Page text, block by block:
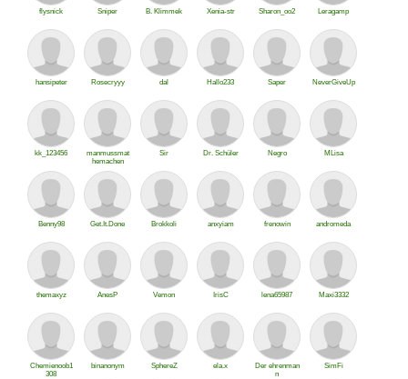
flysnick Sniper B. Klimmek Xenia-str Sharon_oo2 Leragamp
hansipeter Rosecryyy dal Hallo233 Saper NeverGiveUp
kk_123456
manmussmat
hemachen
Sir Dr. Schüler Negro MLisa
Benny98 Get.It.Done Brokkoli anxyiam frenowin andromeda
themaxyz AnesP Vemon IrisC lena65987 Maxi3332
Chemienoob1
308
binanonym SphereZ ela.x
Der ehrenman
n
SimFi